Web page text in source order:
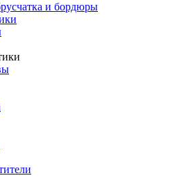
и бордюры